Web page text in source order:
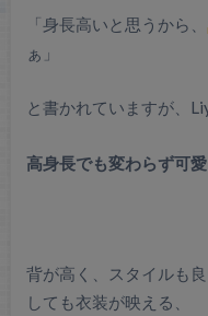
「身長高いと思うから、
ぁ」
と書かれていますが、
高身長でも変わらず可
背が高く、スタイルも
しても衣装が映える、